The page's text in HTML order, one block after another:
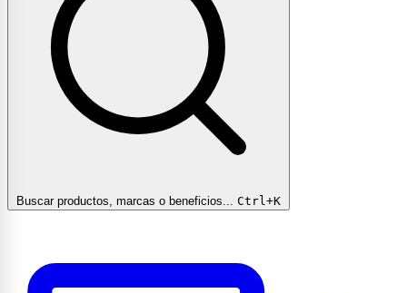
Buscar productos, marcas o beneficios... Ctrl+K